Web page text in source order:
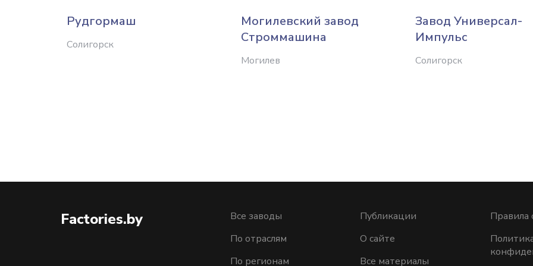
Рудгормаш
Солигорск
Могилевский завод
Строммашина
Могилев
Завод Универсал-
Импульс
Солигорск
Factories.by
Все заводы
По отраслям
По регионам
Публикации
О сайте
Все материалы
Правила